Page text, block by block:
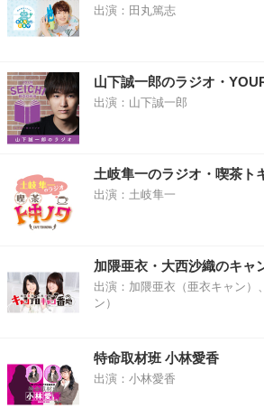
出演：田丸篤志
山下誠一郎のラジオ・
出演：山下誠一郎
土岐隼一のラジオ・喫茶ト
出演：土岐隼一
加隈亜衣・大西沙織のキャ
出演：加隈亜衣（亜衣キャン）
ン）
特命取材班 小林愛香
出演：小林愛香